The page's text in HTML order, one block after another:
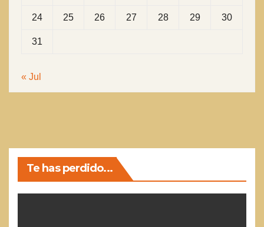
24 25 26 27 28 29 30
31
« Jul
Te has perdido...